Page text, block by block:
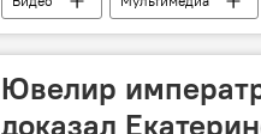
Ювелир
доказал